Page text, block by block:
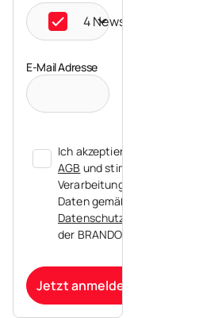
4 Newsletter ausgewählt
E-Mail Adresse
Ich akzeptiere die
AGB und stimme der
Verarbeitung meiner
Daten gemäß der
Datenschutzerklärung
der BRANDORA zu.
Jetzt anmelden